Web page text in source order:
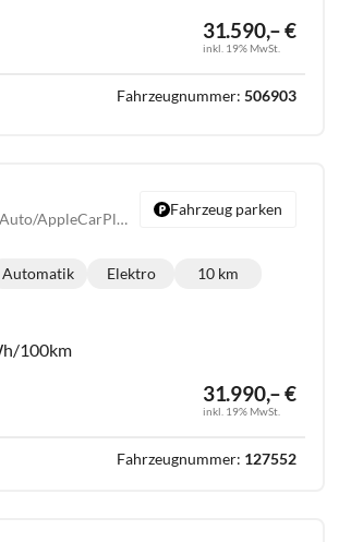
31.590,– €
inkl. 19% MwSt.
Fahrzeugnummer: 506903
Endurance - 211PS 55 kWh AHK-AndroidAuto/AppleCarPlay-DAB-ACC-Climatronic 2 Zonen-SHZ-LED-PDC-KAMERA-ALU18"-KESSY-GARANTIE
31.990,– €
inkl. 19% MwSt.
Getriebe:
Automatik
Kraftstoff:
Elektro
Kilometerstand:
10 km
100km
Fahrzeug parken
Fahrzeugnummer: 127552